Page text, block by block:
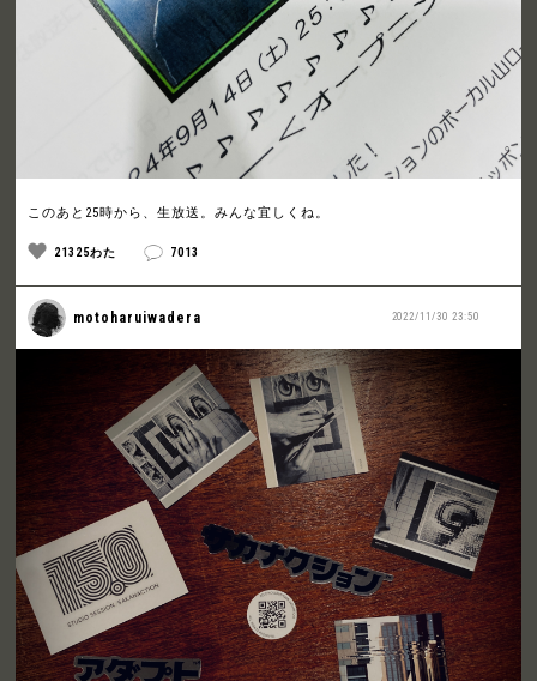
このあと25時から、生放送。みんな宜しくね。
21325わた 7013
2022/11/30 23:50
motoharuiwadera